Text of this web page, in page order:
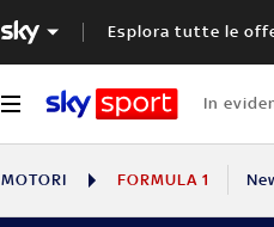
Esplora tutte le
In
MOTORI FORMULA 1